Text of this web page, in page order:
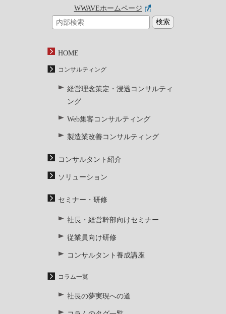
WWAVEホームページ
HOME
コンサルティング
経営理念策定・浸透コンサルティ
ング
Web集客コンサルティング
製造業改善コンサルティング
コンサルタント紹介
ソリューション
セミナー・研修
社長・経営幹部向けセミナー
従業員向け研修
コンサルタント養成講座
コラム一覧
社長の夢実現への道